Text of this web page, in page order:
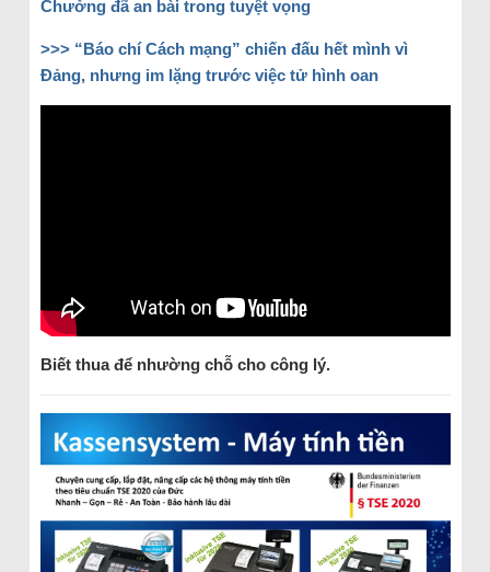
Chưởng đã an bài trong tuyệt vọng
>>> “Báo chí Cách mạng” chiến đấu hết mình vì
Đảng, nhưng im lặng trước việc tử hình oan
Biết thua để nhường chỗ cho công lý.